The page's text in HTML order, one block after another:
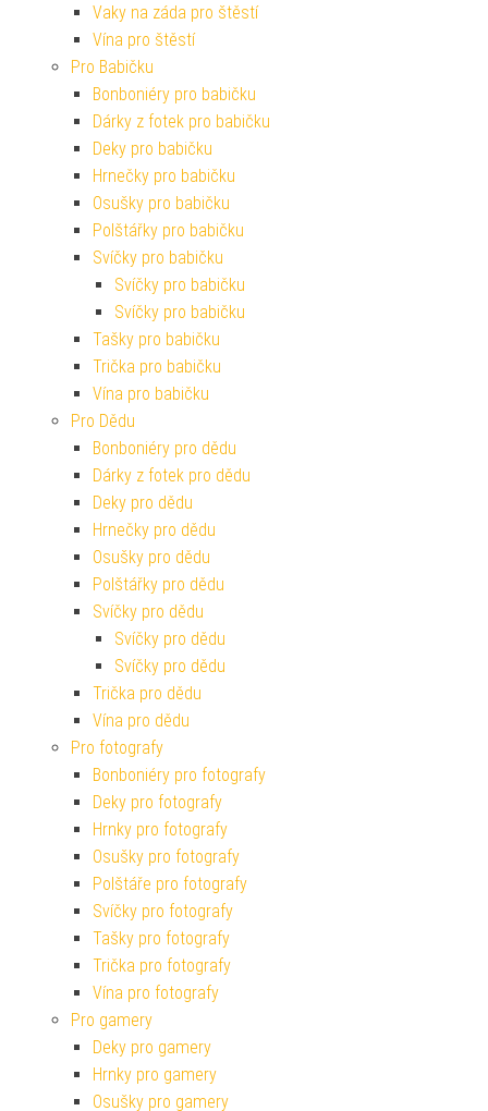
Vaky na záda pro štěstí
Vína pro štěstí
Pro Babičku
Bonboniéry pro babičku
Dárky z fotek pro babičku
Deky pro babičku
Hrnečky pro babičku
Osušky pro babičku
Polštářky pro babičku
Svíčky pro babičku
Svíčky pro babičku
Svíčky pro babičku
Tašky pro babičku
Trička pro babičku
Vína pro babičku
Pro Dědu
Bonboniéry pro dědu
Dárky z fotek pro dědu
Deky pro dědu
Hrnečky pro dědu
Osušky pro dědu
Polštářky pro dědu
Svíčky pro dědu
Svíčky pro dědu
Svíčky pro dědu
Trička pro dědu
Vína pro dědu
Pro fotografy
Bonboniéry pro fotografy
Deky pro fotografy
Hrnky pro fotografy
Osušky pro fotografy
Polštáře pro fotografy
Svíčky pro fotografy
Tašky pro fotografy
Trička pro fotografy
Vína pro fotografy
Pro gamery
Deky pro gamery
Hrnky pro gamery
Osušky pro gamery